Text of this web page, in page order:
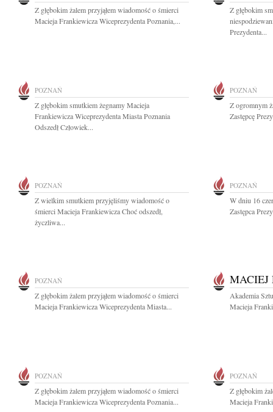
Z głębokim żalem przyjąłem wiadomość o śmierci
Macieja Frankiewicza Wiceprezydenta Poznania,...
Z głębokim
Prezydenta...
POZNAŃ
Z głębokim smutkiem żegnamy Macieja
Frankiewicza Wiceprezydenta Miasta Poznania
Odszedł Człowiek...
POZNAŃ
Z ogromnym
Zastępcę
POZNAŃ
Z wielkim smutkiem przyjęliśmy wiadomość o
śmierci Macieja Frankiewicza Choć odszedł,
życzliwa...
POZNAŃ
W dniu 16
Zastępca
POZNAŃ
Z głębokim żalem przyjąłem wiadomość o śmierci
Macieja Frankiewicza Wiceprezydenta Miasta...
MACIEJ
Akademia
Macieja
POZNAŃ
Z głębokim żalem przyjąłem wiadomość o śmierci
Macieja Frankiewicza Wiceprezydenta Poznania...
POZNAŃ
Z głębokim
Macieja